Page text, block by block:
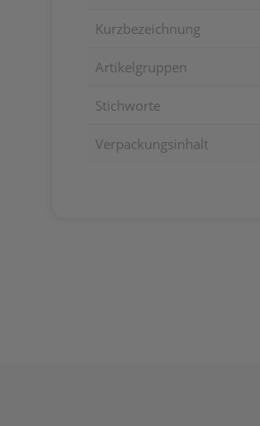
Kurzbezeichnung
Artikelgruppen
Stichworte
Verpackungsinhalt